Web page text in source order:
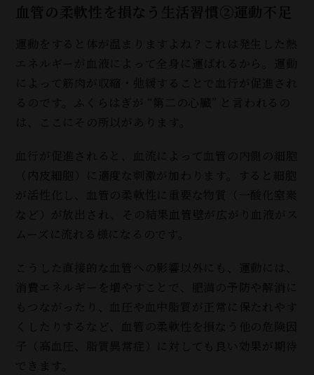
血管の柔軟性を損なう生活習慣②運動不足
運動をすると体が温まりますよね？これは発生した熱
エネルギーが血液によって全身に運ばれるから。運動
によって筋肉が収縮・弛緩することで血行が促進され
るのです。ふくらはぎが “第二の心臓” と言われるの
は、ここにその所以があります。
血行が促進されると、血流によって血管の内側の細胞
（内皮細胞）に適度な刺激が加わります。すると細胞
が活性化し、血管の柔軟性に重要な物質（一酸化窒素
など）が放出され、その結果血管壁が広がり血液がス
ムーズに流れる様になるのです。
こうした直接的な血管への影響以外にも、運動には、
消費エネルギーを増やすことで、肥満の予防や解消に
もつながったり、血圧や血中脂質が正常に保たれやす
くしたりするなど、血管の柔軟性を損なう他の危険因
子（高血圧、脂質異常症）に対しても良い効果が期待
できます。